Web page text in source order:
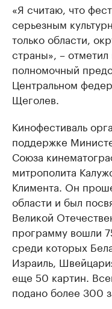
«Я считаю, что
серьезным
только области,
страны», –
полномочный
Центральном
Щеголев.
Кинофестиваль
поддержке
Союза
митрополита
Климента. Он
области и был
Великой
программу вошли
среди которых
Израиль,
еще 50 картин.
подано более 300